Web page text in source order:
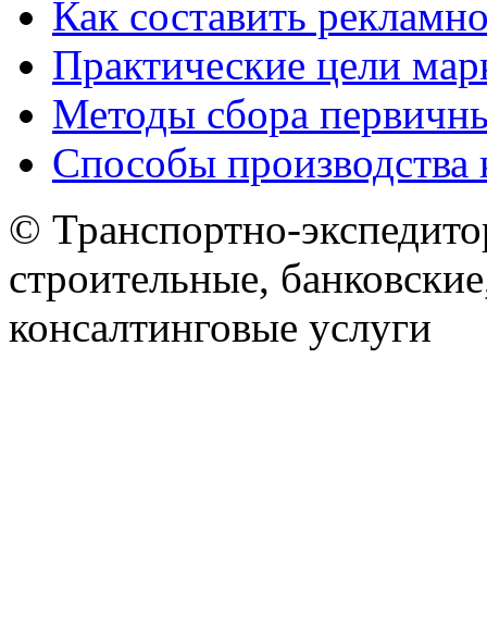
Как составить
Практические цели
Методы сбора
Способы производства
© Транспортно-
строительные,
консалтинговые услуги